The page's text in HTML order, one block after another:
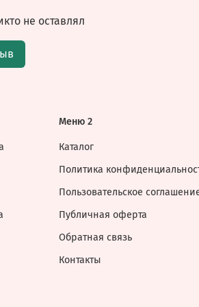
не оставлял
Меню 2
Каталог
Политика
Пользовательское
Публичная оферта
Обратная связь
Контакты